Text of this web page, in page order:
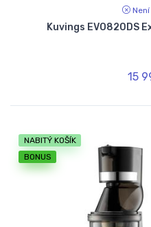
Kuvings EVO820DS
15
NABITÝ KOŠÍK
BONUS